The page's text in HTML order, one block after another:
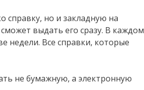
справку, но и закладную на
выдать его сразу. В каждом
недели. Все справки, которые
не бумажную, а электронную